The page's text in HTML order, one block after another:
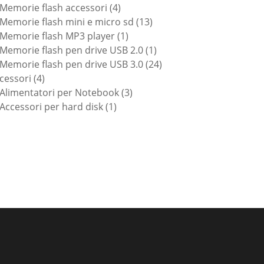
prodotti
Memorie flash accessori 44
prodotti
Memorie flash mini e micro sd 1313
Memorie flash MP3 player 11
prodotto
Memorie flash pen drive USB 2.0 11
prodotto
Memorie flash pen drive USB 3.0 2424
44
prodotti
Alimentatori per Notebook 33
Accessori per hard disk 11